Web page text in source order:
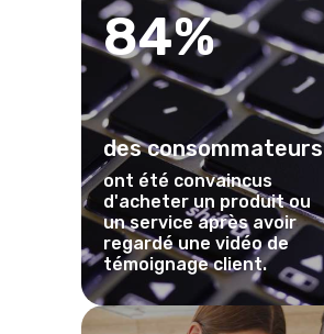
84%
des consommateurs
ont été convaincus
d'acheter un produit ou
un service après avoir
regardé une vidéo de
témoignage client.